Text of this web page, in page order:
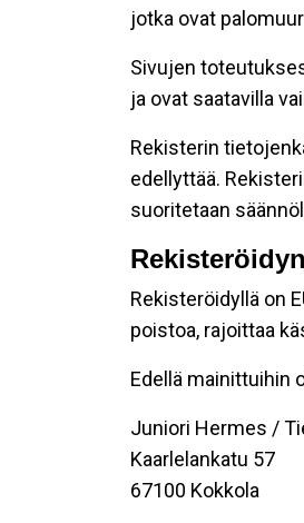
jotka ovat
Sivujen
ja ovat saatavilla
Rekisterin
edellyttää.
suoritetaan
Rekisteröidyllä on
poistoa, rajoittaa
Edellä mainittuihin
Juniori Hermes /
Kaarlelankatu 57
67100 Kokkola